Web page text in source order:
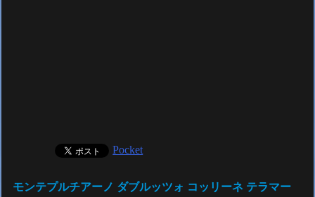
Pocket
モンテプルチアーノ ダブルッツォ コッリーネ テラマー